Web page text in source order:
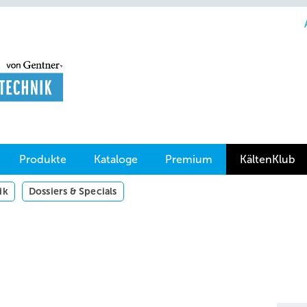
Produkte Kataloge Premium KältenKlub
Dossiers & Specials